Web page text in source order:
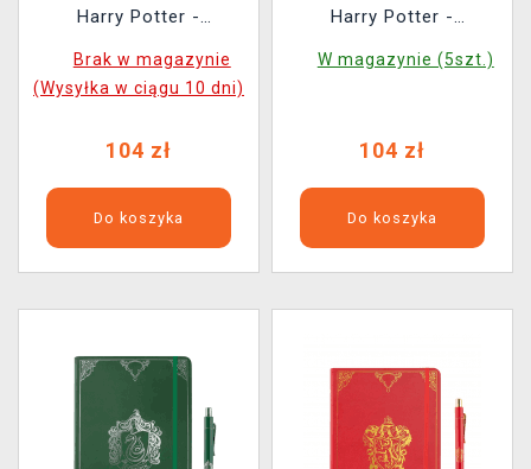
Harry Potter -
długopis)
Brak w magazynie
(Wysyłka w ciągu 10 dni)
104 zł
Do koszyka
Harry Potter -
długopis)
W magazynie (5szt.)
104 zł
Do koszyka